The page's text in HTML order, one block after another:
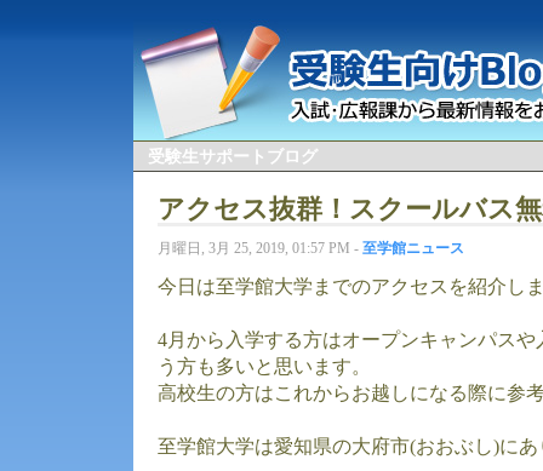
受験生サポートブログ
アクセス抜群！スクールバス
月曜日, 3月 25, 2019, 01:57 PM - 至学館ニュース
今日は至学館大学までのアクセスを紹介し
4月から入学する方はオープンキャンパス
う方も多いと思います。
高校生の方はこれからお越しになる際に参
至学館大学は愛知県の大府市(おおぶし)に